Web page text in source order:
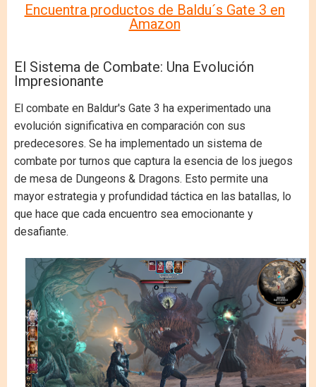
Encuentra productos de Baldu´s Gate 3 en
Amazon
El Sistema de Combate: Una Evolución
Impresionante
El combate en Baldur's Gate 3 ha experimentado una
evolución significativa en comparación con sus
predecesores. Se ha implementado un sistema de
combate por turnos que captura la esencia de los juegos
de mesa de Dungeons & Dragons. Esto permite una
mayor estrategia y profundidad táctica en las batallas, lo
que hace que cada encuentro sea emocionante y
desafiante.